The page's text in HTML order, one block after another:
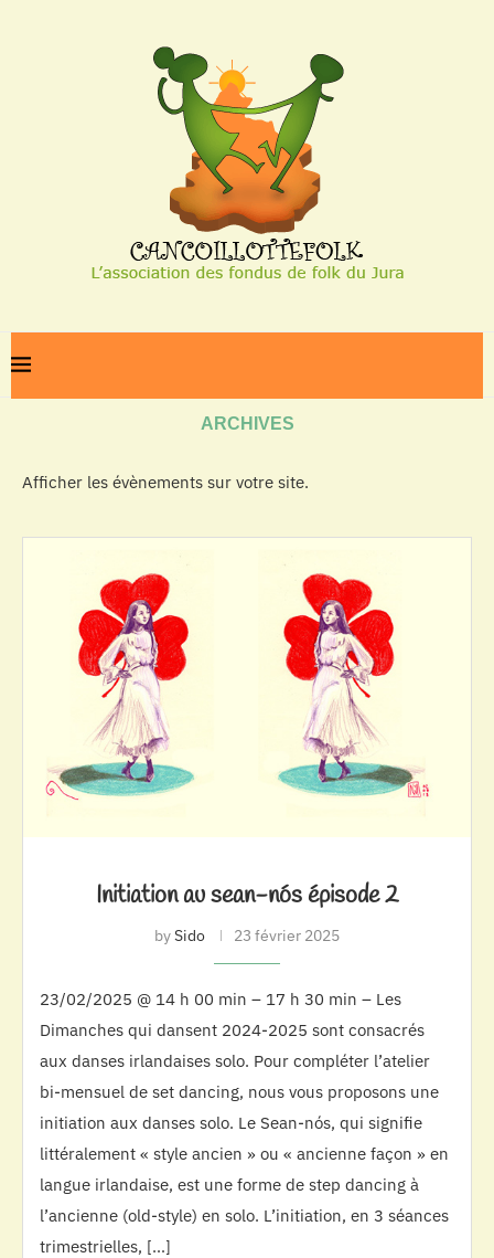
ARCHIVES
Afficher les évènements sur votre site.
Initiation au sean-nós épisode 2
bySido 23 février 2025
23/02/2025 @ 14 h 00 min – 17 h 30 min – Les
Dimanches qui dansent 2024-2025 sont consacrés
aux danses irlandaises solo. Pour compléter l’atelier
bi-mensuel de set dancing, nous vous proposons une
initiation aux danses solo. Le Sean-nós, qui signifie
littéralement « style ancien » ou « ancienne façon » en
langue irlandaise, est une forme de step dancing à
l’ancienne (old-style) en solo. L’initiation, en 3 séances
trimestrielles, […]